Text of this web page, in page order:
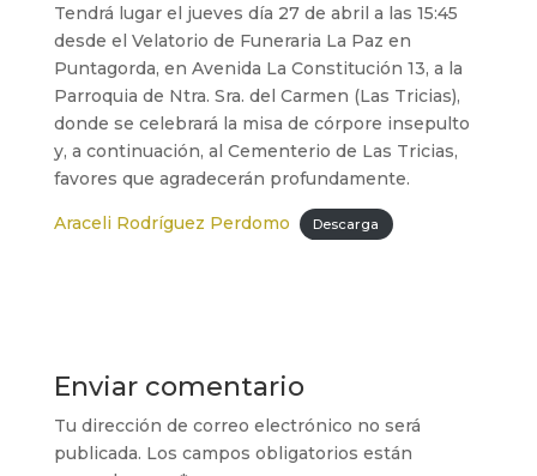
Tendrá lugar el jueves día 27 de abril a las 15:45
desde el Velatorio de Funeraria La Paz en
Puntagorda, en Avenida La Constitución 13, a la
Parroquia de Ntra. Sra. del Carmen (Las Tricias),
donde se celebrará la misa de córpore insepulto
y, a continuación, al Cementerio de Las Tricias,
favores que agradecerán profundamente.
Araceli Rodríguez Perdomo Descarga
Enviar comentario
Tu dirección de correo electrónico no será
publicada. Los campos obligatorios están